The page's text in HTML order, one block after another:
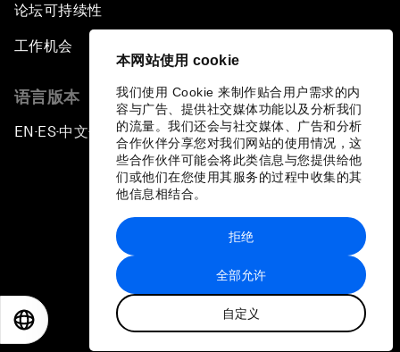
本网站使用 cookie
我们使用 Cookie 来制作贴合用户需求的内
容与广告、提供社交媒体功能以及分析我们
的流量。我们还会与社交媒体、广告和分析
合作伙伴分享您对我们网站的使用情况，这
些合作伙伴可能会将此类信息与您提供给他
们或他们在您使用其服务的过程中收集的其
他信息相结合。
全部允许
自定义
拒绝
论坛可持续性
工作机会
语言版本
EN ▪ ES▪中文▪ 日本語
站点地图
世界经济论坛